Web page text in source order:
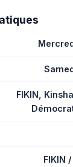
FIKIN,
FIKIN